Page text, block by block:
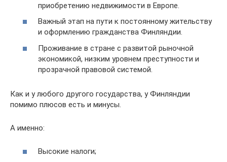
приобретению недвижимости в Европе.
Важный этап на пути к постоянному жительству
и оформлению гражданства Финляндии.
Проживание в стране с развитой рыночной
экономикой, низким уровнем преступности и
прозрачной правовой системой.
Как и у любого другого государства, у Финляндии
помимо плюсов есть и минусы.
А именно:
Высокие налоги;